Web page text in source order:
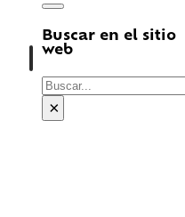
Buscar en el sitio
web
Buscar
×